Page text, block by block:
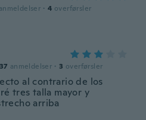
anmeldelser · 4 overførsler
anmeldelser · 3 overførsler
al contrario de los
tres talla mayor y
arriba